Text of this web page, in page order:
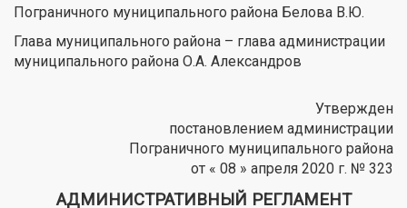
Пограничного муниципального района Белова В.Ю.
Глава муниципального района – глава администрации
муниципального района О.А. Александров
Утвержден
постановлением администрации
Пограничного муниципального района
от « 08 » апреля 2020 г. № 323
АДМИНИСТРАТИВНЫЙ РЕГЛАМЕНТ